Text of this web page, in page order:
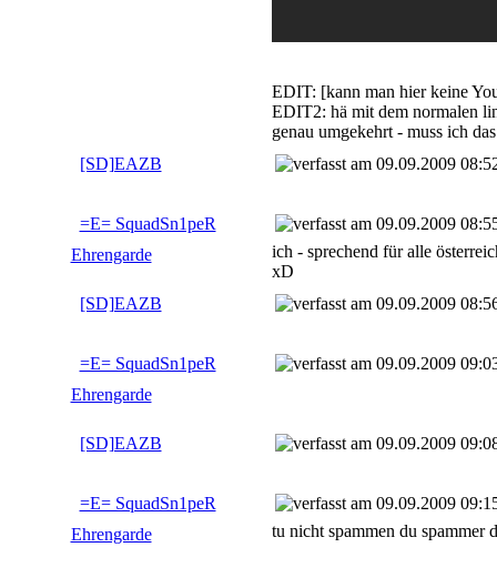
EDIT: [kann man hier keine
EDIT2: hä mit dem normalen
genau umgekehrt - muss ich
[SD]EAZB
09.09.2009
=E= SquadSn1peR
09.09.2009
Ehrengarde
ich - sprechend für alle
xD
[SD]EAZB
09.09.2009
=E= SquadSn1peR
09.09.2009
Ehrengarde
[SD]EAZB 09.09.2009
=E= SquadSn1peR
09.09.2009
Ehrengarde
tu nicht spammen du spammer